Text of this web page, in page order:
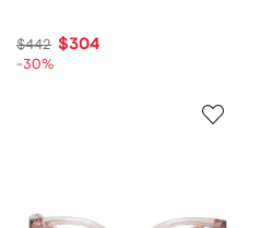
$442 $304
-30%